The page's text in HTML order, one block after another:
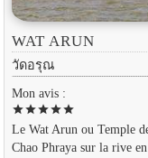
WAT ARUN
วัดอรุณ
Mon avis :
starstarstarstarstar
Le Wat Arun ou Temple
Chao Phraya sur la rive